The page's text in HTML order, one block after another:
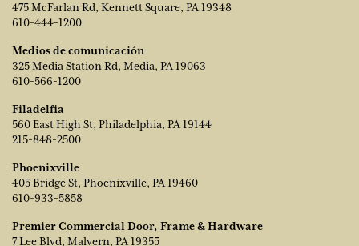
475 McFarlan Rd, Kennett Square, PA 19348
610-444-1200
Medios de comunicación
325 Media Station Rd, Media, PA 19063
610-566-1200
Filadelfia
560 East High St, Philadelphia, PA 19144
215-848-2500
Phoenixville
405 Bridge St, Phoenixville, PA 19460
610-933-5858
Premier Commercial Door, Frame & Hardware
7 Lee Blvd, Malvern, PA 19355